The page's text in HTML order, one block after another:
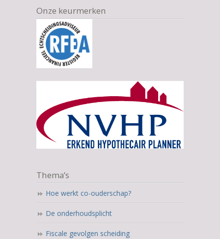
Onze keurmerken
Thema’s
Hoe werkt co-ouderschap?
De onderhoudsplicht
Fiscale gevolgen scheiding